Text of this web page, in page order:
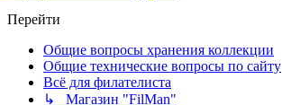
Перейти
Общие вопросы хранения коллекции
Общие технические вопросы по сайту
Всё для филателиста
↳ Магазин "FilMan"